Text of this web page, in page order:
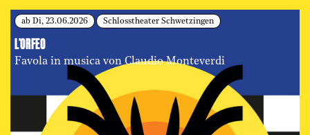
ab Di, 23.06.2026 Schlosstheater Schwetzingen
L'ORFEO
Favola in musica von Claudio Monteverdi